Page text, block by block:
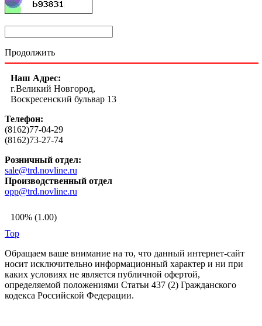
Продолжить
Наш Адрес:
г.Великий Новгород,
Воскресенский бульвар 13
Телефон:
(8162)77-04-29
(8162)73-27-74
Розничный отдел:
sale@trd.novline.ru
Производственный отдел
opp@trd.novline.ru
100% (1.00)
Top
Обращаем ваше внимание на то, что данный интернет-сайт
носит исключительно информационный характер и ни при
каких условиях не является публичной офертой,
определяемой положениями Статьи 437 (2) Гражданского
кодекса Российской Федерации.